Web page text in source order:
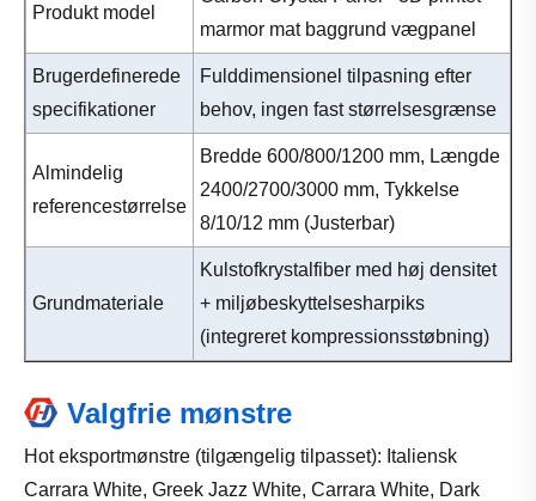
Produkt model
marmor mat baggrund vægpanel
Brugerdefinerede
specifikationer
Fulddimensionel tilpasning efter
behov, ingen fast størrelsesgrænse
Almindelig
referencestørrelse
Bredde 600/800/1200 mm, Længde
2400/2700/3000 mm, Tykkelse
8/10/12 mm (Justerbar)
Grundmateriale
Kulstofkrystalfiber med høj densitet
+ miljøbeskyttelsesharpiks
(integreret kompressionsstøbning)
Valgfrie mønstre
Hot eksportmønstre (tilgængelig tilpasset): Italiensk
Carrara White, Greek Jazz White, Carrara White, Dark